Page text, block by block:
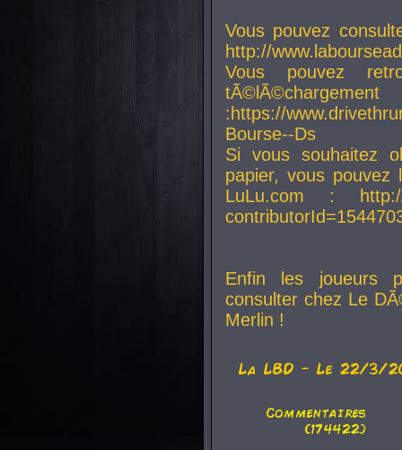
Vous pouvez
http://
Vous pouvez
:https://
Bourse--Ds
Si vous souhaitez
papier, vous
LuLu.com : http://
Enfin les joueurs
consulter chez Le
Merlin !
La LBD - Le 22/3/
Commentaires
(174422)